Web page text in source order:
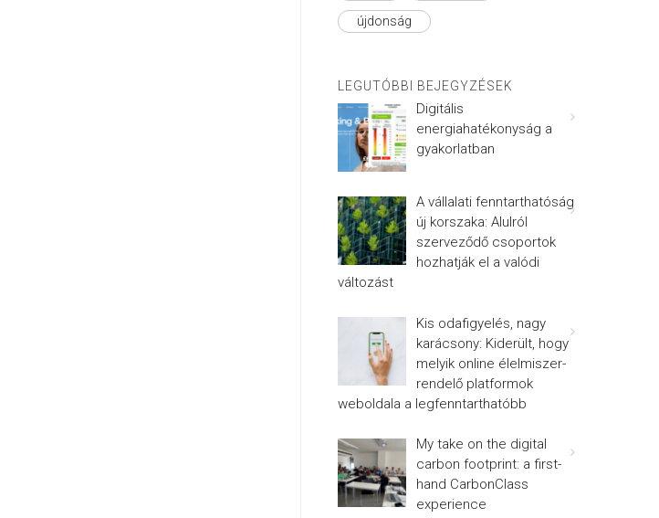
újdonság
LEGUTÓBBI BEJEGYZÉSEK
Digitális
energiahatékonyság a
gyakorlatban
A vállalati fenntarthatóság
új korszaka: Alulról
szerveződő csoportok
hozhatják el a valódi
változást
Kis odafigyelés, nagy
karácsony: Kiderült, hogy
melyik online élelmiszer-
rendelő platformok
weboldala a legfenntarthatóbb
My take on the digital
carbon footprint: a first-
hand CarbonClass
experience